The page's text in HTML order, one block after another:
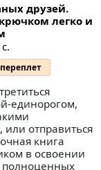
друзей.
легко и
единорогом,
отправиться
книга
в освоении
полноценных